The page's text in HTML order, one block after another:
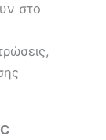
στο